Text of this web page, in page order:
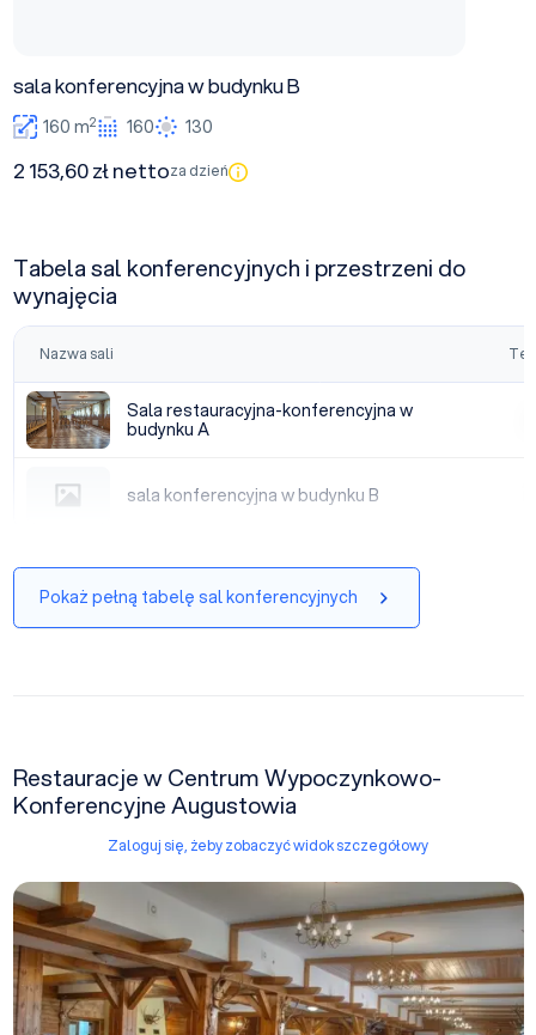
sala konferencyjna w budynku B
160 m2 160 130
2 153,60 zł nettoza dzień
Tabela sal konferencyjnych i przestrzeni do
wynajęcia
Nazwa sali
Sala restauracyjna-konferencyjna w budynku A
Sala restauracyjna-konferencyjna w
budynku A
sala konferencyjna w budynku B
sala konferencyjna w budynku B
Pokaż pełną tabelę sal konferencyjnych
Restauracje w Centrum Wypoczynkowo-
Konferencyjne Augustowia
Zaloguj się, żeby zobaczyć widok szczegółowy